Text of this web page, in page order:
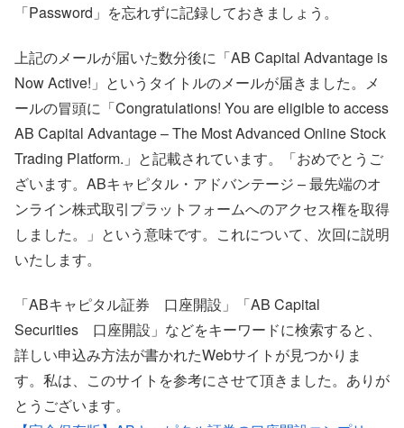
「Password」を忘れずに記録しておきましょう。
上記のメールが届いた数分後に「AB Capital Advantage is
Now Active!」というタイトルのメールが届きました。メ
ールの冒頭に「Congratulations! You are eligible to access
AB Capital Advantage – The Most Advanced Online Stock
Trading Platform.」と記載されています。「おめでとうご
ざいます。ABキャピタル・アドバンテージ – 最先端のオ
ンライン株式取引プラットフォームへのアクセス権を取得
しました。」という意味です。これについて、次回に説明
いたします。
「ABキャピタル証券 口座開設」「AB Capital
Securities 口座開設」などをキーワードに検索すると、
詳しい申込み方法が書かれたWebサイトが見つかりま
す。私は、このサイトを参考にさせて頂きました。ありが
とうございます。